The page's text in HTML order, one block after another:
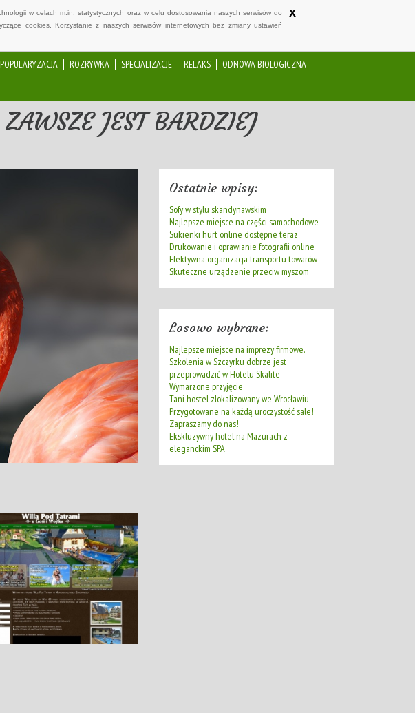
w celach m.in. statystycznych oraz w celu dostosowania naszych serwisów do
cookies. Korzystanie z naszych serwisów internetowych bez zmiany ustawień
x
POPULARYZACJA ROZRYWKA SPECJALIZACJE RELAKS
ODNOWA BIOLOGICZNA
JEST BARDZIEJ
Ostatnie wpisy:
Sofy w stylu skandynawskim
Najlepsze miejsce na części samochodowe
Sukienki hurt online dostępne teraz
Drukowanie i oprawianie fotografii online
Efektywna organizacja transportu towarów
Skuteczne urządzenie przeciw myszom
Losowo wybrane:
Najlepsze miejsce na imprezy firmowe.
Szkolenia w Szczyrku dobrze jest
przeprowadzić w Hotelu Skalite
Wymarzone przyjęcie
Tani hostel zlokalizowany we Wrocławiu
Przygotowane na każdą uroczystość sale!
Zapraszamy do nas!
Ekskluzywny hotel na Mazurach z
eleganckim SPA